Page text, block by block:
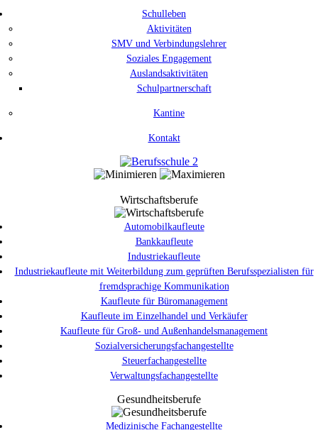
Schulleben
Aktivitäten
SMV und Verbindungslehrer
Soziales Engagement
Auslandsaktivitäten
Schulpartnerschaft
Kantine
Kontakt
Wirtschaftsberufe
Automobilkaufleute
Bankkaufleute
Industriekaufleute
Industriekaufleute mit Weiterbildung zum geprüften Berufsspezialisten für
fremdsprachige Kommunikation
Kaufleute für Büromanagement
Kaufleute im Einzelhandel und Verkäufer
Kaufleute für Groß- und Außenhandelsmanagement
Sozialversicherungsfachangestellte
Steuerfachangestellte
Verwaltungsfachangestellte
Gesundheitsberufe
Medizinische Fachangestellte